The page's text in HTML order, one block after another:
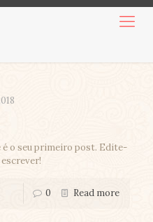
é o seu primeiro post. Edite-
0 Read more